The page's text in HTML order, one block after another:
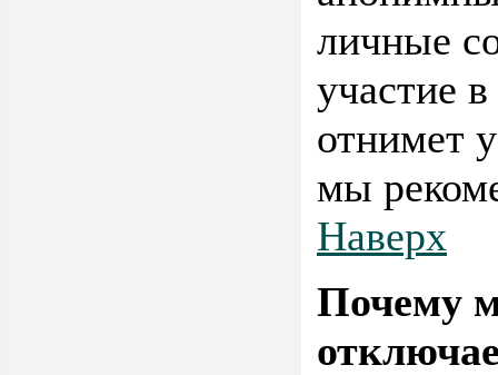
личные
участие
отнимет
мы
Наверх
Почему